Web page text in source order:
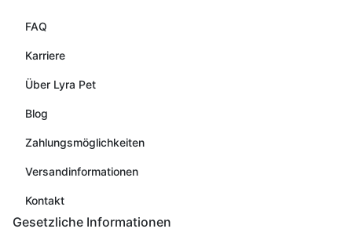
FAQ
Karriere
Über Lyra Pet
Blog
Zahlungsmöglichkeiten
Versandinformationen
Kontakt
Gesetzliche Informationen